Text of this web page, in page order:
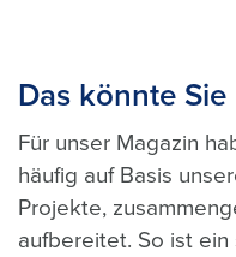
Das könnte
Für unser Magazin
häufig auf Basis
Projekte,
aufbereitet. So ist